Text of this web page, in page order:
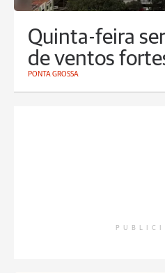
Quinta-feira
de ventos
PONTA GROSSA